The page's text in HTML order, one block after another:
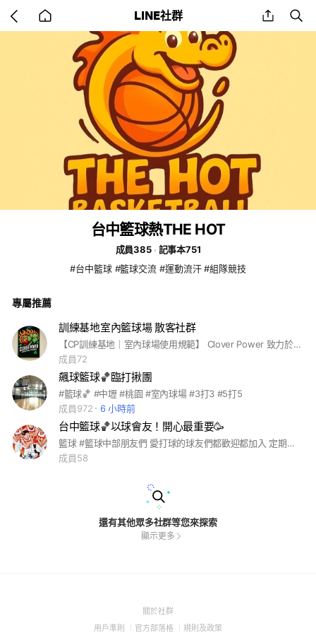
back
to
home
LINE社群 share
台中籃球熱THE HOT
成員385
記事本751
#台中籃球 #籃球交流 #運動流汗 #組隊競技
專屬推薦
訓練基地室內籃球場 散客社群
【CP訓練基地｜室內球場使用規範】 Clover Power 致力於打造高品質、安全、專業的運動空間。 為維護場館環境與使用者權益，請所有球友共同遵守以下規範： 🟢【場地使用原則】 • 入場請優先至櫃檯完成付費後，再行入場及置放個人物品。 • 室內全面禁止吸菸、檳榔、口香糖。 • 禁止穿著黑膠底鞋（避免地板受損）。 • 禁止攜帶寵物、食物、酒類及含糖飲料入場（白開水、運動飲料除外）。 • 運動前請確實熱身，並留意自身與他人安全。 • 未經場館同意，嚴禁任何形式之私人或團體教學行為。 ⚠️【安全與責任說明】 • 使用者請自行評估身體狀況是否適合運動。 • 運動具一定風險（如碰撞、跌倒、拉傷等），請自負安全責任。 • 未成年人須經監護人同意或陪同。 • 個人貴重物品請自行妥善保管。 • 如遇不可抗力因素（如天災、停電等），場館保有最終調整與解釋權。 🍀【場館文化】 我們希望聚集 ✔ 重視球品 ✔ 尊重他人 ✔ 愛護環境 ✔ 理性溝通 歡迎優質球友，共同維護乾淨、專注、和諧的運動氛圍。 如無法正確使用球場設施或配合相關規範，場館將視情況提醒、限制使用，並保有取消使用資格及移除群組之權利。 「 加入群組即表示同意並願意遵守以上規範。 」 🏀 Clover Power 訓練基地 🍀
成員72
飆球籃球🏀臨打揪團
#籃球🏀 #中壢 #桃園 #室內球場 #3打3 #5打5
成員972
6 小時前
台中籃球🏀以球會友！開心最重要🥳
籃球 #籃球中部朋友們 愛打球的球友們都歡迎都加入 定期六日居多 以中央球場為主 以球🏀會友 大家安全第一 團長：俊嘉 👧歡迎女生一起同樂😊 #台中#籃球#南屯#北區#朝馬#同樂
成員58
還有其他眾多社群等您來探索
顯示更多
關於社群(Open
用戶準則 (Open
官方部落格 (Open
規則及政策(Open